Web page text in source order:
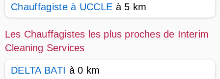
Chauffagiste à UCCLE à 5 km
Les Chauffagistes les plus proches de Interim
Cleaning Services
DELTA BATI à 0 km